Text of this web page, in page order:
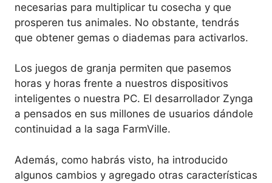
necesarias para multiplicar tu cosecha y que
prosperen tus animales. No obstante, tendrás
que obtener gemas o diademas para activarlos.
Los juegos de granja permiten que pasemos
horas y horas frente a nuestros dispositivos
inteligentes o nuestra PC. El desarrollador Zynga
a pensados en sus millones de usuarios dándole
continuidad a la saga FarmVille.
Además, como habrás visto, ha introducido
algunos cambios y agregado otras características